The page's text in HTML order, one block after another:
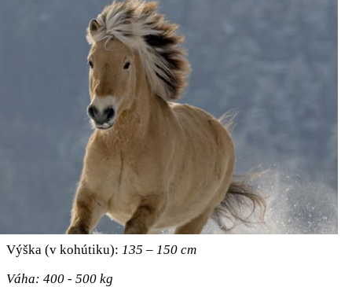
Výška (v kohútiku): 135 – 150 cm
Váha: 400 - 500 kg